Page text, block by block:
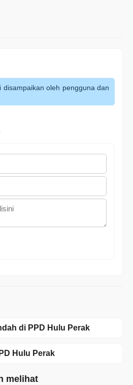
disampaikan oleh pengguna dan
di PPD Hulu Perak
Hulu Perak
melihat